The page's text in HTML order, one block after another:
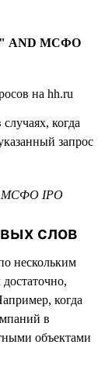
AND МСФО
когда
запрос
МСФО IPO
слов
нескольким
когда
в
объектами